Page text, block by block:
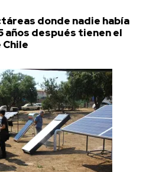
donde nadie había
años después tienen el